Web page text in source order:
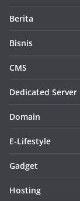
Berita
Bisnis
CMS
Dedicated Server
Domain
E-Lifestyle
Gadget
Hosting